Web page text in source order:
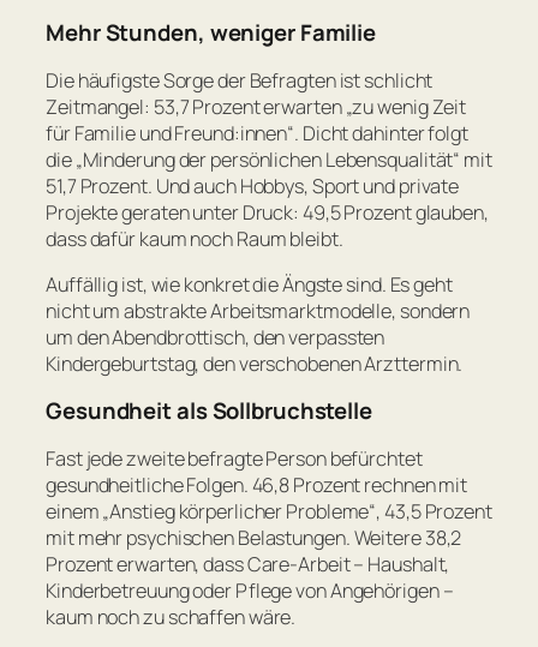
Mehr Stunden, weniger Familie
Die häufigste Sorge der Befragten ist schlicht
Zeitmangel: 53,7 Prozent erwarten „zu wenig Zeit
für Familie und Freund:innen“. Dicht dahinter folgt
die „Minderung der persönlichen Lebensqualität“ mit
51,7 Prozent. Und auch Hobbys, Sport und private
Projekte geraten unter Druck: 49,5 Prozent glauben,
dass dafür kaum noch Raum bleibt.
Auffällig ist, wie konkret die Ängste sind. Es geht
nicht um abstrakte Arbeitsmarktmodelle, sondern
um den Abendbrottisch, den verpassten
Kindergeburtstag, den verschobenen Arzttermin.
Gesundheit als Sollbruchstelle
Fast jede zweite befragte Person befürchtet
gesundheitliche Folgen. 46,8 Prozent rechnen mit
einem „Anstieg körperlicher Probleme“, 43,5 Prozent
mit mehr psychischen Belastungen. Weitere 38,2
Prozent erwarten, dass Care-Arbeit – Haushalt,
Kinderbetreuung oder Pflege von Angehörigen –
kaum noch zu schaffen wäre.